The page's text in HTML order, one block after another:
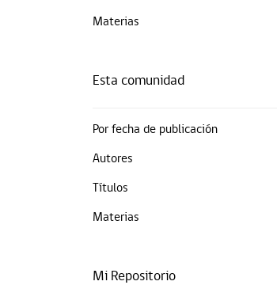
Materias
Esta comunidad
Por fecha de publicación
Autores
Títulos
Materias
Mi Repositorio